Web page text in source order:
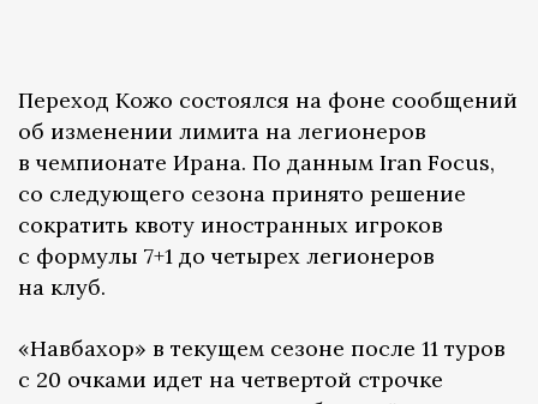
Переход Кожо состоялся на фоне сообщений
об изменении лимита на легионеров
в чемпионате Ирана. По данным Iran Focus,
со следующего сезона принято решение
сократить квоту иностранных игроков
с формулы 7+1 до четырех легионеров
на клуб.
«Навбахор» в текущем сезоне после 11 туров
с 20 очками идет на четвертой строчке